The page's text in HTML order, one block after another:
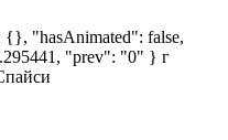
"hasAnimated": false,
"prev": "0" } г